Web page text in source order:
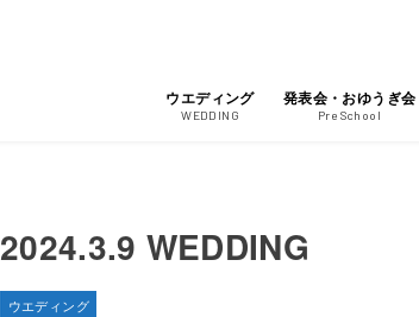
ウエディング
WEDDING
発表会・おゆうぎ会
Pre School
2024.3.9 WEDDING
ウエディング